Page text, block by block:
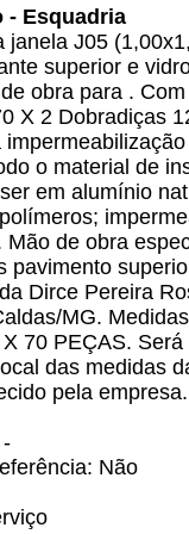
- Esquadria
janela J05
superior e
obra para .
X 2 Dobradiças
o material de
em alumínio
de obra
pavimento
Dirce Pereira
MG.
70 PEÇAS.
das medidas
pela
Não